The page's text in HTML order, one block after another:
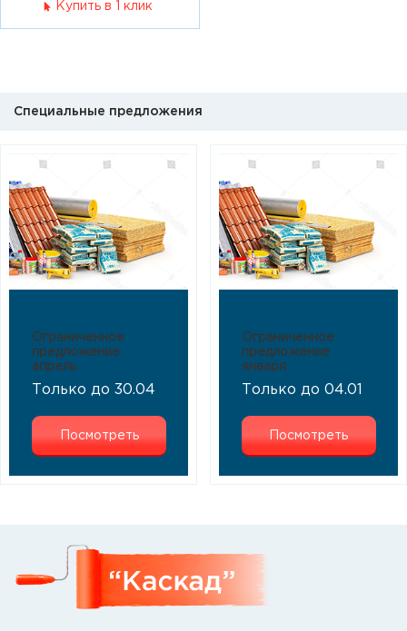
Купить в 1 клик
Специальные предложения
Ограниченное
предложение
апрель
Только до 30.04
Посмотреть
Ограниченное
предложение
января
Только до 04.01
Посмотреть